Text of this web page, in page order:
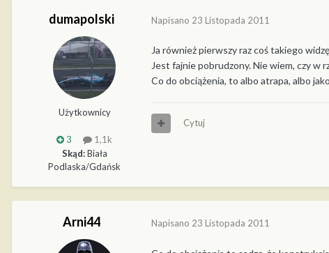
dumapolski
Użytkownicy
3
1,1k
Skąd:Biała
Podlaska/Gdańsk
Napisano 23 Listopada 2011
Ja również pierwszy raz coś takiego
Jest fajnie pobrudzony. Nie wiem, czy w
Co do obciążenia, to albo atrapa, albo
Cytuj
Arni44 Napisano 23 Listopada 2011